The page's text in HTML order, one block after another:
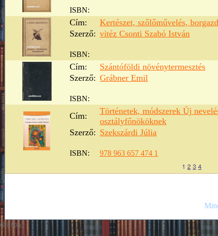
ISBN:
Cím:
Kertészet, szőlőművelés,
Szerző: vitéz Csonti Szabó István
ISBN:
Cím:
Szántóföldi növénytermesztés
Szerző: Grábner Emil
ISBN:
Cím:
Történetek, módszerek Új
osztályfőnököknek
Szerző: Szekszárdi Júlia
ISBN: 978 963 657 474 1
1 2 3 4
GIF89a;